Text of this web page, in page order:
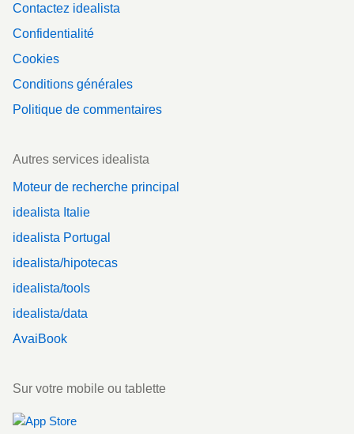
Contactez idealista
Confidentialité
Cookies
Conditions générales
Politique de commentaires
Autres services idealista
Moteur de recherche principal
idealista Italie
idealista Portugal
idealista/hipotecas
idealista/tools
idealista/data
AvaiBook
Sur votre mobile ou tablette